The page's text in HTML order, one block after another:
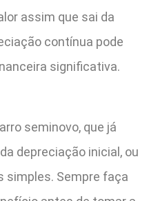
assim que sai da
contínua pode
significativa.
seminovo, que já
depreciação inicial, ou
simples. Sempre faça